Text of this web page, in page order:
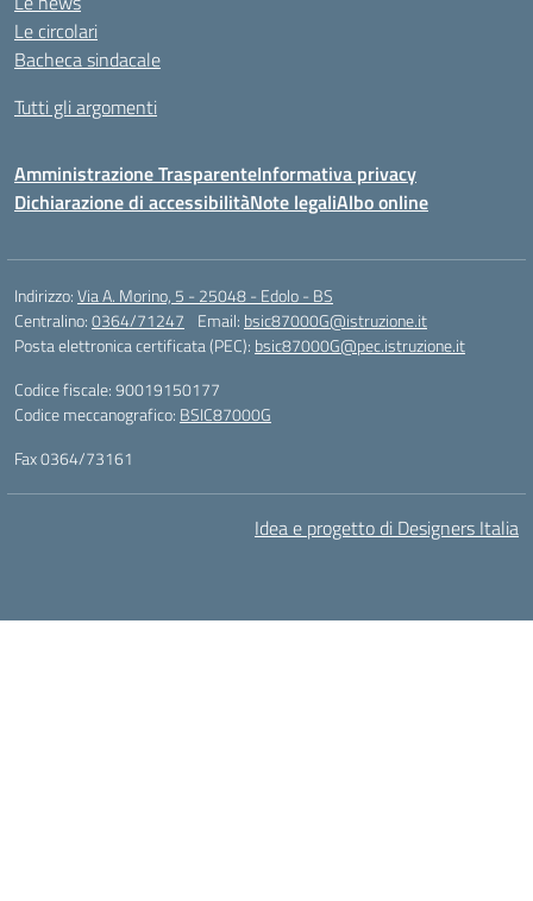
Le circolari
Bacheca sindacale
Tutti gli argomenti
Amministrazione TrasparenteInformativa privacy
Dichiarazione di accessibilitàNote legaliAlbo online
Indirizzo:Via A. Morino, 5 - 25048 - Edolo - BS
Centralino:0364/71247 Email: bsic87000G@istruzione.it
Posta elettronica certificata (PEC): bsic87000G@pec.istruzione.it
Codice fiscale: 90019150177
Codice meccanografico: BSIC87000G
Fax 0364/73161
Idea e progetto di Designers Italia